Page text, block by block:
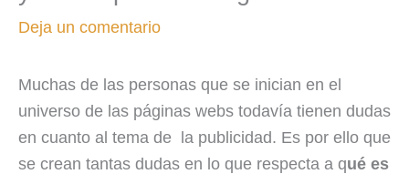
Deja un comentario
Muchas de las personas que se inician en el
universo de las páginas webs todavía tienen dudas
en cuanto al tema de la publicidad. Es por ello que
se crean tantas dudas en lo que respecta a qué es